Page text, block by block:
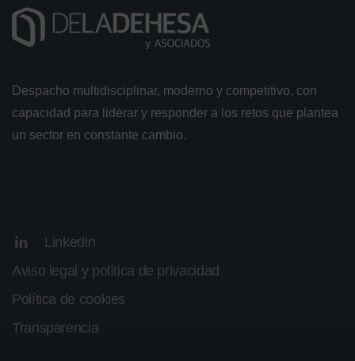
Despacho multidisciplinar, moderno y competitivo, con
capacidad para liderar y responder a los retos que plantea
un sector en constante cambio.
Linkedin
Aviso legal y política de privacidad
Política de cookies
Transparencia